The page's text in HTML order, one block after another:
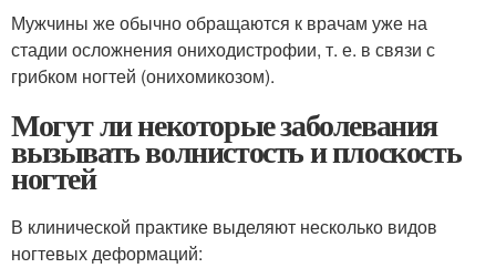
Мужчины же обычно обращаются к врачам уже на
стадии осложнения ониходистрофии, т. е. в связи с
грибком ногтей (онихомикозом).
Могут ли некоторые заболевания
вызывать волнистость и плоскость
ногтей
В клинической практике выделяют несколько видов
ногтевых деформаций: